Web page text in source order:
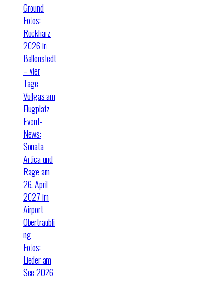
Ground
Fotos:
Rockharz
2026 in
Ballenstedt
– vier
Tage
Vollgas am
Flugplatz
Event-
News:
Sonata
Artica und
Rage am
26. April
2027 im
Airport
Obertraubli
ng
Fotos:
Lieder am
See 2026